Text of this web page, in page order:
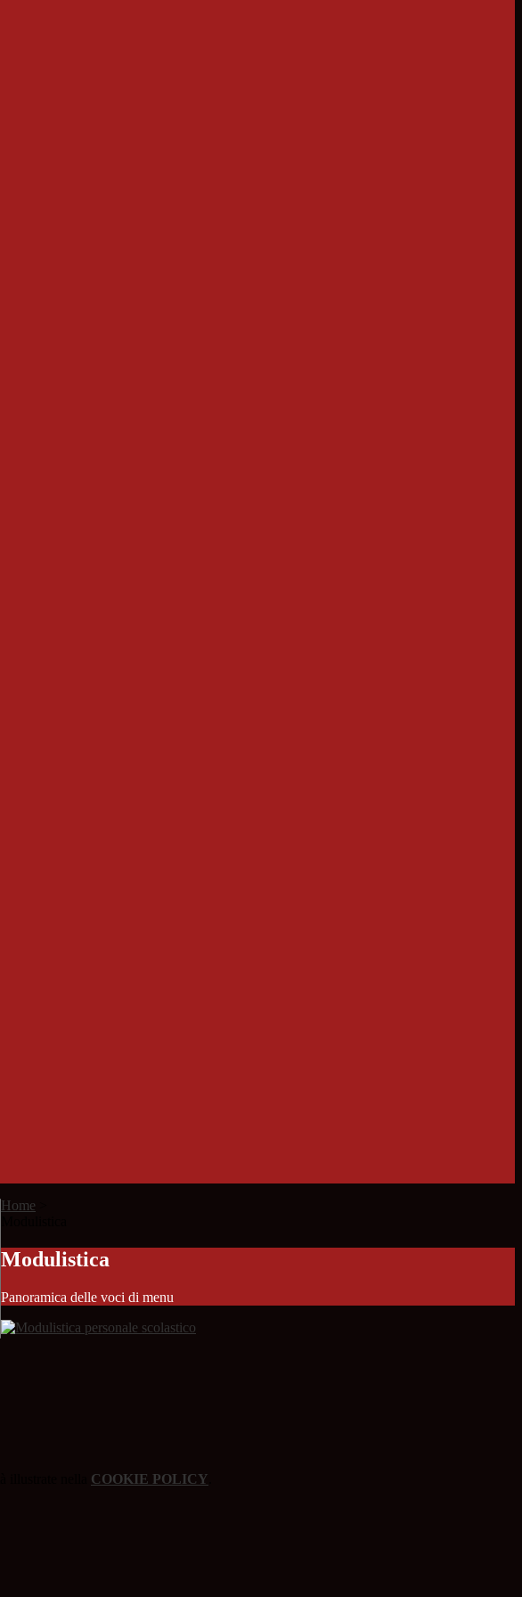
Home
Modulistica
Panoramica delle voci di menu
COOKIE POLICY